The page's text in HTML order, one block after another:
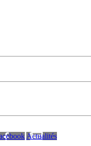
Actualités